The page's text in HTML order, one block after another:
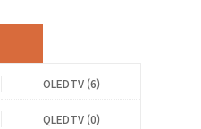
OLEDTV (6)
QLEDTV (0)